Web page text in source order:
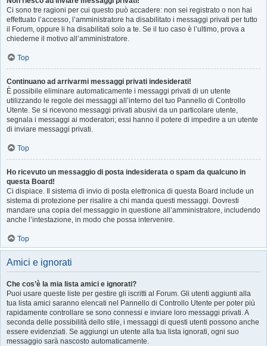
Ci sono tre ragioni per cui questo può accadere: non sei registrato o non hai
effettuato l’accesso, l’amministratore ha disabilitato i messaggi privati per tutto
il Forum, oppure li ha disabilitati solo a te. Se il tuo caso è l’ultimo, prova a
chiederne il motivo all’amministratore.
Top
Continuano ad arrivarmi messaggi privati indesiderati!
È possibile eliminare automaticamente i messaggi privati ​​di un utente
utilizzando le regole dei messaggi all’interno del tuo Pannello di Controllo
Utente. Se si ricevono messaggi privati ​​abusivi da un particolare utente,
segnala i messaggi ai moderatori; essi hanno il potere di impedire a un utente
di inviare messaggi privati​​.
Top
Ho ricevuto un messaggio di posta indesiderata o spam da qualcuno in
questa Board!
Ci dispiace. Il sistema di invio di posta elettronica di questa Board include un
sistema di protezione per risalire a chi manda questi messaggi. Dovresti
mandare una copia del messaggio in questione all’amministratore, includendo
anche l’intestazione, in modo che possa intervenire.
Top
Amici e ignorati
Che cos’è la mia lista amici e ignorati?
Puoi usare queste liste per gestire gli iscritti al Forum. Gli utenti aggiunti alla
tua lista amici saranno elencati nel Pannello di Controllo Utente per poter più
rapidamente controllare se sono connessi e inviare loro messaggi privati. A
seconda delle possibilità dello stile, i messaggi di questi utenti possono anche
essere evidenziati. Se aggiungi un utente alla tua lista ignorati, ogni suo
messaggio sarà nascosto automaticamente.